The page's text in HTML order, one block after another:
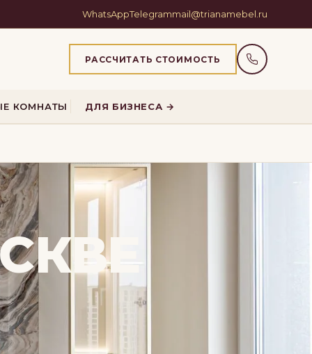
WhatsAppTelegrammail@trianamebel.ru
РАССЧИТАТЬ СТОИМОСТЬ
КОМНАТЫ ДЛЯ БИЗНЕСА →